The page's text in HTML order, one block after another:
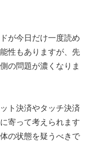
が今日だけ一度読め
性もありますが、先
の問題が濃くなりま
ト決済やタッチ決済
寄って考えられます
の状態を疑うべきで